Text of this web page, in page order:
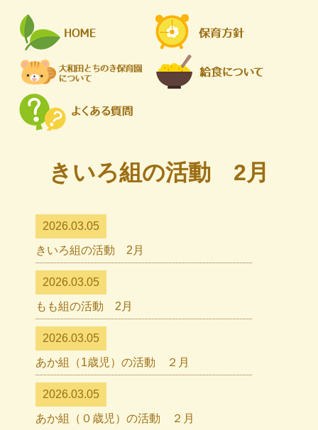
きいろ組の活動 2月
2026.03.05
きいろ組の活動 2月
2026.03.05
もも組の活動 2月
2026.03.05
あか組（1歳児）の活動 ２月
2026.03.05
あか組（０歳児）の活動 ２月